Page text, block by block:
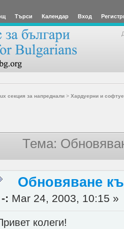
Търси Календар Вход
секция за напреднали> Хардуерни и
Тема:
Обновяване
-: Mar 24, 2003, 10:15 »
колеги!